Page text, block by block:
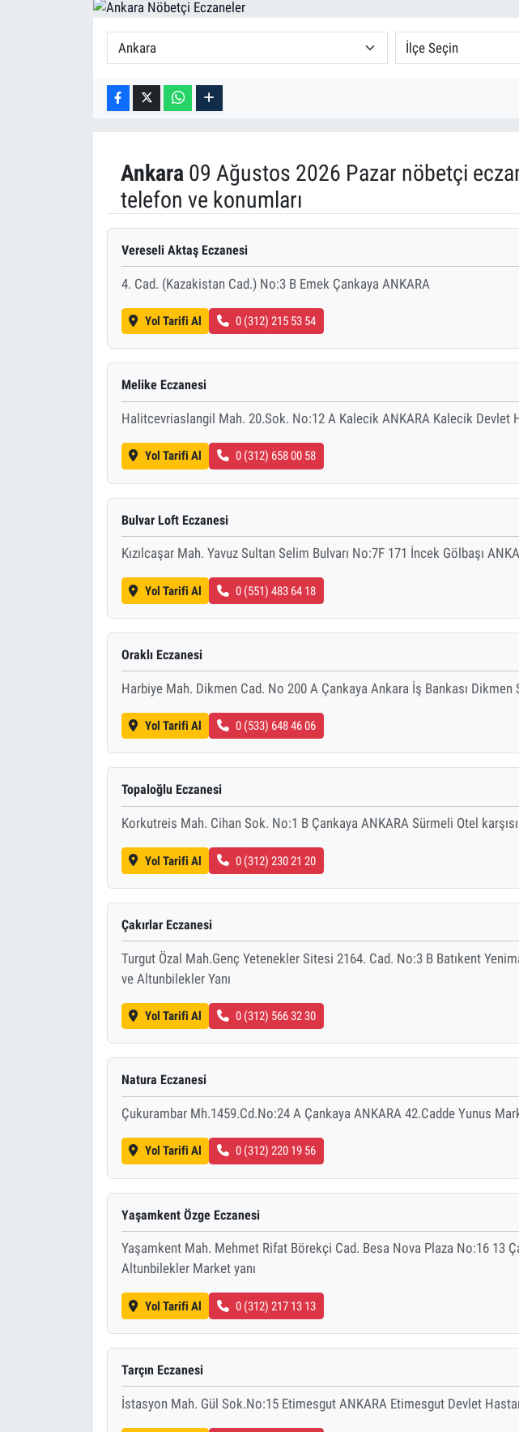
Ankara09 Ağustos 2026 Pazar nöbetçi
telefon ve konumları
Vereseli Aktaş Eczanesi
4. Cad. (Kazakistan Cad.) No:3 B Emek Çankaya ANKARA
Yol Tarifi Al 0 (312) 215 53 54
Melike Eczanesi
Halitcevriaslangil Mah. 20.Sok. No:12 A Kalecik ANKARA Kalecik Devlet
Yol Tarifi Al 0 (312) 658 00 58
Bulvar Loft Eczanesi
Kızılcaşar Mah. Yavuz Sultan Selim Bulvarı No:7F 171 İncek Gölbaşı
Yol Tarifi Al 0 (551) 483 64 18
Oraklı Eczanesi
Harbiye Mah. Dikmen Cad. No 200 A Çankaya Ankara İş Bankası Dikmen
Yol Tarifi Al 0 (533) 648 46 06
Topaloğlu Eczanesi
Korkutreis Mah. Cihan Sok. No:1 B Çankaya ANKARA Sürmeli Otel karşısı
Yol Tarifi Al 0 (312) 230 21 20
Çakırlar Eczanesi
Turgut Özal Mah.Genç Yetenekler Sitesi 2164. Cad. No:3 B Batıkent
ve Altunbilekler Yanı
Yol Tarifi Al 0 (312) 566 32 30
Natura Eczanesi
Çukurambar Mh.1459.Cd.No:24 A Çankaya ANKARA 42.Cadde Yunus
Yol Tarifi Al 0 (312) 220 19 56
Yaşamkent Özge Eczanesi
Yaşamkent Mah. Mehmet Rifat Börekçi Cad. Besa Nova Plaza No:16 13
Altunbilekler Market yanı
Yol Tarifi Al 0 (312) 217 13 13
Tarçın Eczanesi
İstasyon Mah. Gül Sok.No:15 Etimesgut ANKARA Etimesgut Devlet